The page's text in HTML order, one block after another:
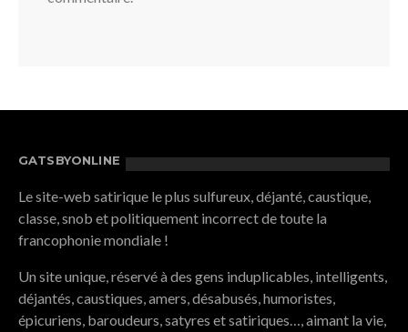
GATSBYONLINE
Le site-web satirique le plus sulfureux, déjanté, caustique,
classe, snob et politiquement incorrect de toute la
francophonie mondiale !
Un site unique, réservé à des gens induplicables, intelligents,
déjantés, caustiques, amers, désabusés, humoristes,
épicuriens, baroudeurs, satyres et satiriques…, aimant la vie,